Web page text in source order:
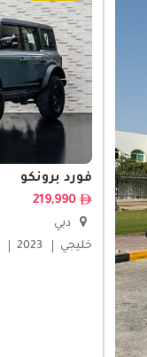
فورد برونكو
219,990
دبي
خليجي
2023